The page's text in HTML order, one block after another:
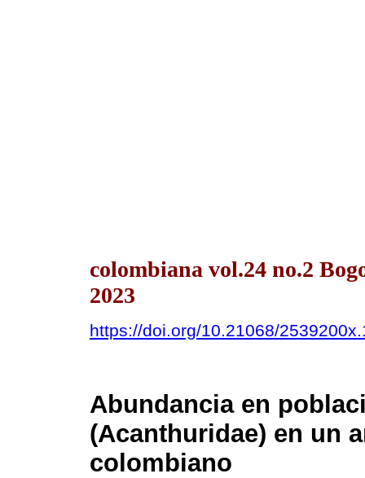
colombiana vol.24 no.2
2023
https://doi.org/10.21068/
Abundancia en
(Acanthuridae) en un
colombiano